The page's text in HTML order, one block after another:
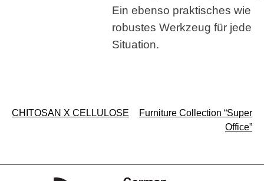
Ein ebenso praktisches wie
robustes Werkzeug für jede
Situation.
Beitragsnavigation
CHITOSAN X CELLULOSE
Furniture Collection “Super
Office”